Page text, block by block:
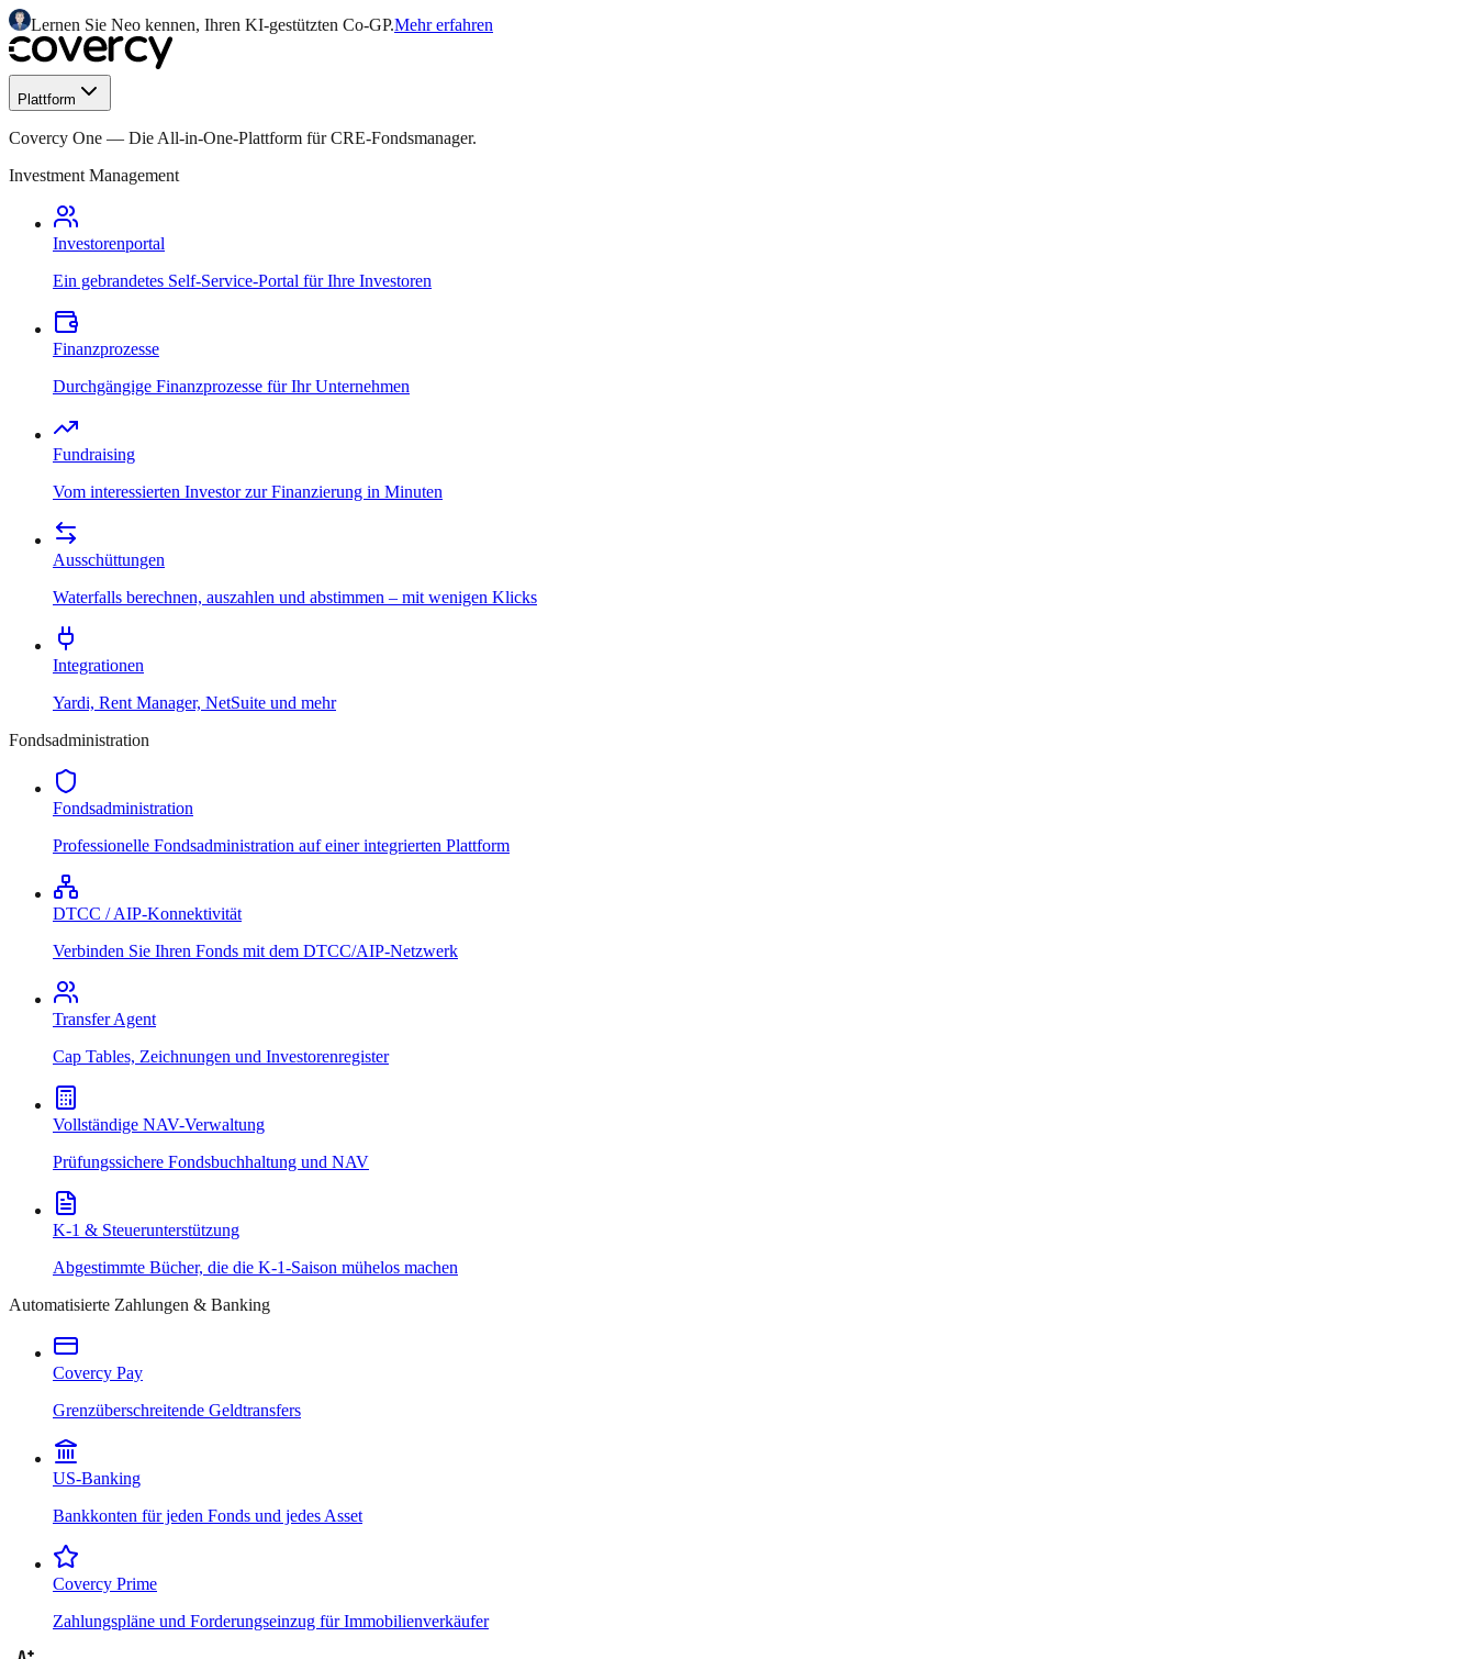
Lernen Sie Neo kennen, Ihren KI-gestützten Co-GP.Mehr erfahren
Plattform
Covercy One — Die All-in-One-Plattform für CRE-Fondsmanager.
Investment Management
Investorenportal
Ein gebrandetes Self-Service-Portal für Ihre Investoren
Finanzprozesse
Durchgängige Finanzprozesse für Ihr Unternehmen
Fundraising
Vom interessierten Investor zur Finanzierung in Minuten
Ausschüttungen
Waterfalls berechnen, auszahlen und abstimmen – mit wenigen Klicks
Integrationen
Yardi, Rent Manager, NetSuite und mehr
Fondsadministration
Fondsadministration
Professionelle Fondsadministration auf einer integrierten Plattform
DTCC / AIP-Konnektivität
Verbinden Sie Ihren Fonds mit dem DTCC/AIP-Netzwerk
Transfer Agent
Cap Tables, Zeichnungen und Investorenregister
Vollständige NAV-Verwaltung
Prüfungssichere Fondsbuchhaltung und NAV
K-1 & Steuerunterstützung
Abgestimmte Bücher, die die K-1-Saison mühelos machen
Automatisierte Zahlungen & Banking
Covercy Pay
Grenzüberschreitende Geldtransfers
US-Banking
Bankkonten für jeden Fonds und jedes Asset
Covercy Prime
Zahlungspläne und Forderungseinzug für Immobilienverkäufer